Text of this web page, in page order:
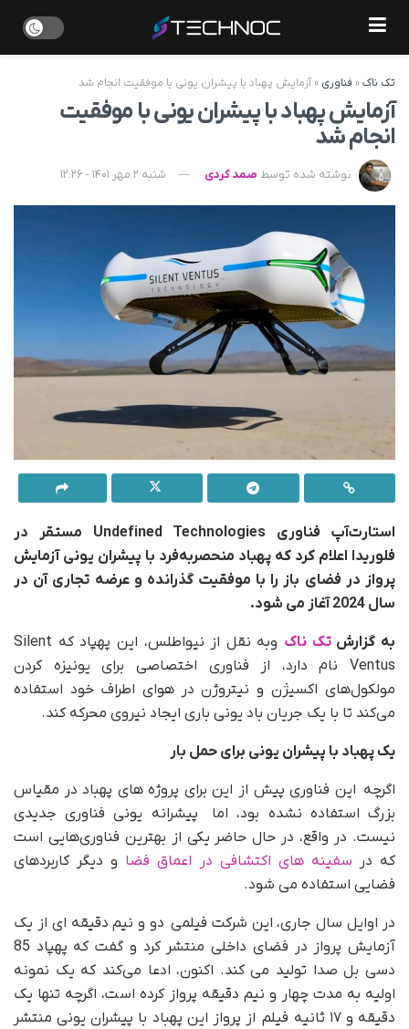
تک ناک» فناوری » آزمایش پهباد با پیشران یونی با موفقیت انجام شد
آزمایش پهباد با پیشران یونی با موفقیت
انجام شد
نوشته شده توسط صمد کردی شنبه 2 مهر 1401 - 12:26
استارت‌آپ فناوری Undefined Technologies مستقر در
فلوریدا اعلام کرد که پهباد منحصربه‌فرد با پیشران یونی آزمایش
پرواز در فضای باز را با موفقیت گذرانده و عرضه تجاری آن در
سال 2024 آغاز می شود.
به گزارش تک ناک
وبه نقل از نیواطلس، این پهپاد که Silent
Ventus نام دارد، از فناوری اختصاصی برای یونیزه کردن
مولکول‌های اکسیژن و نیتروژن در هوای اطراف خود استفاده
می‌کند تا با یک جریان باد یونی باری ایجاد نیروی محرکه کند.
یک پهباد با پیشران یونی برای حمل بار
اگرچه این فناوری پیش از این برای پروژه های پهباد در مقیاس
بزرگ استفاده نشده بود، اما پیشرانه یونی فناوری جدیدی
نیست. در واقع، در حال حاضر یکی از بهترین فناوری‌هایی است
که در سفینه های اکتشافی در اعماق فضا و دیگر کاربردهای
فضایی استفاده می شود.
در اوایل سال جاری، این شرکت فیلمی دو و نیم دقیقه ای از یک
آزمایش پرواز در فضای داخلی منتشر کرد و گفت که پهپاد 85
دسی بل صدا تولید می کند. اکنون، ادعا می‌کند که یک نمونه
اولیه به مدت چهار و نیم دقیقه پرواز کرده است، اگرچه تنها یک
دقیقه و ۱۷ ثانیه فیلم از پرواز این پهباد با پیشران یونی منتشر